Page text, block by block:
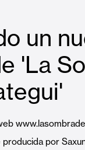
Viviendas
un
'La
por